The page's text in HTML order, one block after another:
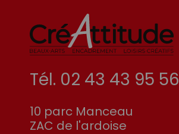
Tél. 02 43 43 95 56
10 parc Manceau
ZAC de l'ardoise